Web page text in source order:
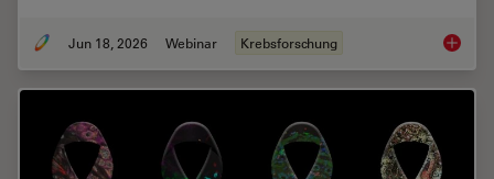
Jun 18, 2026 Webinar Krebsforschung Spatial